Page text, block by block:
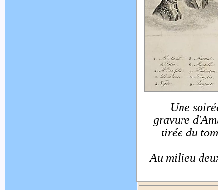
Une
gravure
tirée du
Au milieu